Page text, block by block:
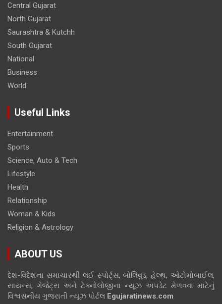
Central Gujarat
North Gujarat
Saurashtra & Kutchh
South Gujarat
National
Business
World
Useful Links
Entertainment
Sports
Science, Auto & Tech
Lifestyle
Health
Relationship
Woman & Kids
Religion & Astrology
ABOUT US
દેશ-વિદેશના સમાચારથી લઈ સ્પોર્ટ્સ, બોલિવુડ, હેલ્થ, ઓટોમોબાઈલ,
સાયન્સ, ગેજેટ્સ અને ટેક્નોલોજીના ન્યૂઝ અપડેટ મેળવવા માટેનું
વિશ્વસનીય ગુજરાતી ન્યૂઝ પોર્ટલ Egujaratinews.com